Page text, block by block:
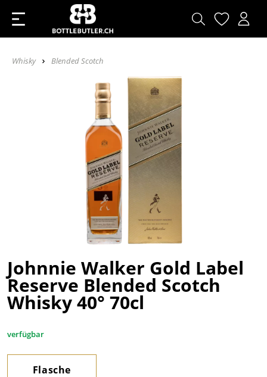
Whisky Blended Scotch
Johnnie Walker Gold Label
Reserve Blended Scotch
Whisky 40° 70cl
verfügbar
Flasche